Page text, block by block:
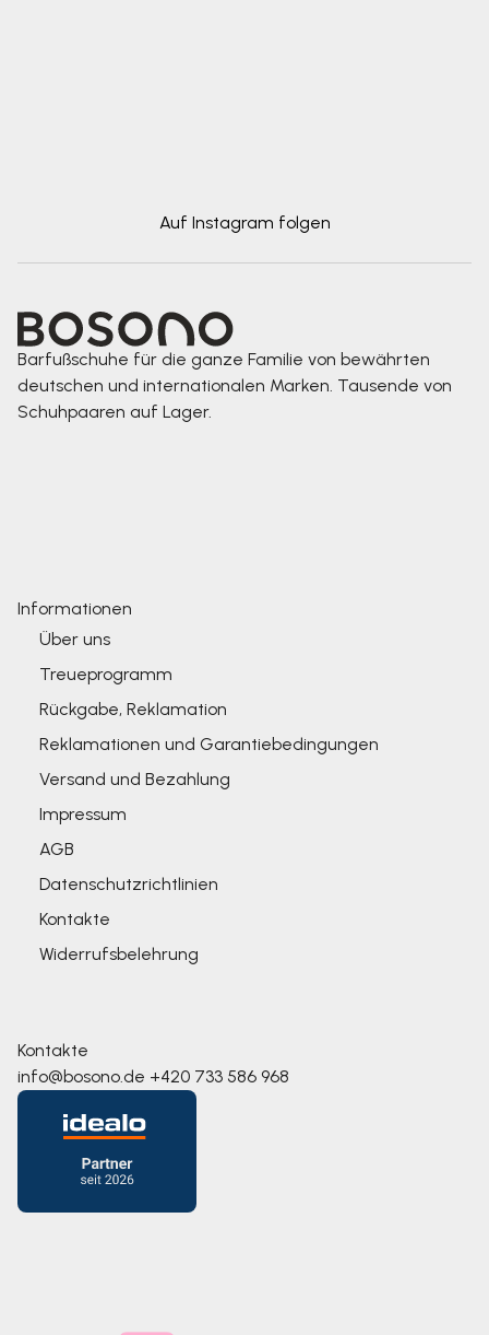
Auf Instagram folgen
Barfußschuhe für die ganze Familie von bewährten
deutschen und internationalen Marken. Tausende von
Schuhpaaren auf Lager.
Informationen
Über uns
Treueprogramm
Rückgabe, Reklamation
Reklamationen und Garantiebedingungen
Versand und Bezahlung
Impressum
AGB
Datenschutzrichtlinien
Kontakte
Widerrufsbelehrung
Kontakte
info@bosono.de +420 733 586 968